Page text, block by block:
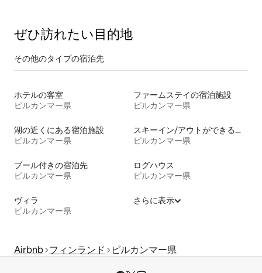
ぜひ訪⁠れ⁠た⁠い目⁠的⁠地
その他のタ⁠イ⁠プ⁠の宿⁠泊⁠先
ホテルの客室
ピルカンマー県
ファームステイの宿泊施設
ピルカンマー県
湖の近くにある宿泊施設
ピルカンマー県
スキーイン/アウトができる宿泊先
ピルカンマー県
プール付きの宿泊先
ピルカンマー県
ログハウス
ピルカンマー県
ヴィラ
ピルカンマー県
さらに表示
Airbnb フィンランド ピルカンマー県